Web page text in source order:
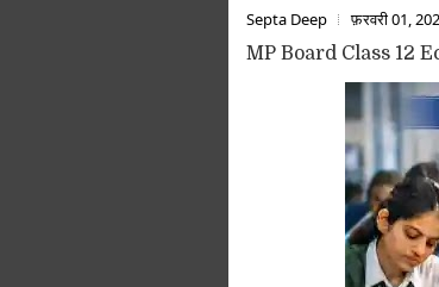
Septa Deep फ़रवरी 01,
MP Board Class 12